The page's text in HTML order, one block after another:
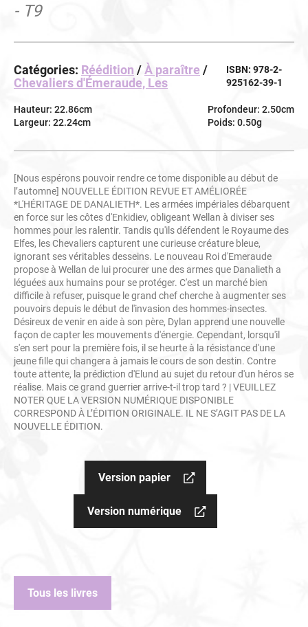
- T9
Catégories: Réédition /À paraître /
Chevaliers d'Émeraude, Les
ISBN: 978-2-
925162-39-1
Hauteur: 22.86cm
Largeur: 22.24cm
Profondeur: 2.50cm
Poids: 0.50g
[Nous espérons pouvoir rendre ce tome disponible au début de
l’automne] NOUVELLE ÉDITION REVUE ET AMÉLIORÉE
*L'HÉRITAGE DE DANALIETH*. Les armées impériales débarquent
en force sur les côtes d'Enkidiev, obligeant Wellan à diviser ses
hommes pour les ralentir. Tandis qu'ils défendent le Royaume des
Elfes, les Chevaliers capturent une curieuse créature bleue,
ignorant ses véritables desseins. Le nouveau Roi d'Emeraude
propose à Wellan de lui procurer une des armes que Danalieth a
léguées aux humains pour se protéger. C'est un marché bien
difficile à refuser, puisque le grand chef cherche à augmenter ses
pouvoirs depuis le début de l'invasion des hommes-insectes.
Désireux de venir en aide à son père, Dylan apprend une nouvelle
façon de capter les mouvements d'énergie. Cependant, lorsqu'il
s'en sert pour la première fois, il se heurte à la résistance d'une
jeune fille qui changera à jamais le cours de son destin. Contre
toute attente, la prédiction d'Elund au sujet du retour d'un héros se
réalise. Mais ce grand guerrier arrive-t-il trop tard ? | VEUILLEZ
NOTER QUE LA VERSION NUMÉRIQUE DISPONIBLE
CORRESPOND À L’ÉDITION ORIGINALE. IL NE S’AGIT PAS DE LA
NOUVELLE ÉDITION.
Version papier
Version numérique
Tous les livres